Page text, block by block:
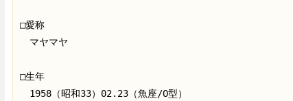
□愛称
マヤマヤ
□生年
1958（昭和33）02.23（魚座/O型）